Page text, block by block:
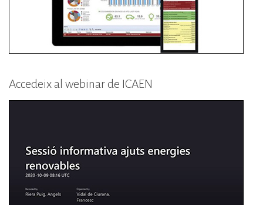
Accedeix al webinar de ICAEN